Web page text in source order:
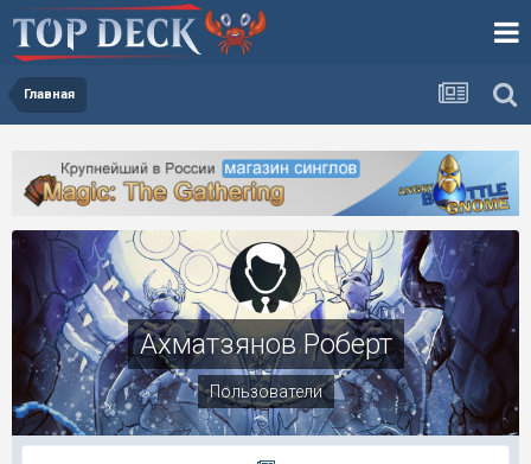
Главная
Ахматзянов Роберт
Пользователи